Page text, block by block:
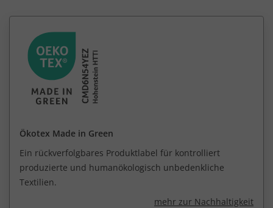
Ökotex Made in Green
Ein rückverfolgbares Produktlabel für kontrolliert
produzierte und humanökologisch unbedenkliche
Textilien.
mehr zur Nachhaltigkeit